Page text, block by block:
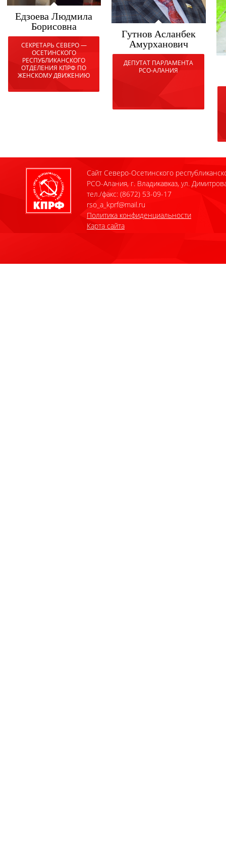
Едзоева Людмила
Борисовна
СЕКРЕТАРЬ СЕВЕРО —
ОСЕТИНСКОГО
РЕСПУБЛИКАНСКОГО
ОТДЕЛЕНИЯ КПРФ ПО
ЖЕНСКОМУ ДВИЖЕНИЮ
Гутнов Асланбек
Амурханович
ДЕПУТАТ ПАРЛАМЕНТА
РСО-АЛАНИЯ
Сайт Северо-Осетинского
РСО-Алания, г. Владикавказ, ул.
тел./факс: (8672) 53-09-17
rso_a_kprf@mail.ru
Политика конфиденциальности
Карта сайта